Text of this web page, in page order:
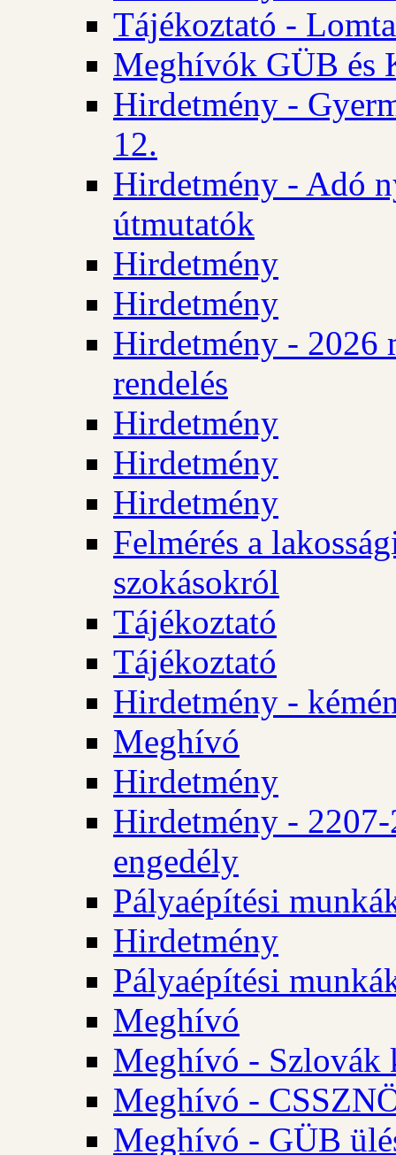
Tájékoztató -
Meghívók GÜB és
Hirdetmény -
12.
Hirdetmény - Adó
útmutatók
Hirdetmény
Hirdetmény
Hirdetmény - 2026
rendelés
Hirdetmény
Hirdetmény
Hirdetmény
Felmérés a
szokásokról
Tájékoztató
Tájékoztató
Hirdetmény -
Meghívó
Hirdetmény
Hirdetmény -
engedély
Pályaépítési
Hirdetmény
Pályaépítési
Meghívó
Meghívó - Szlovák
Meghívó -
Meghívó - GÜB